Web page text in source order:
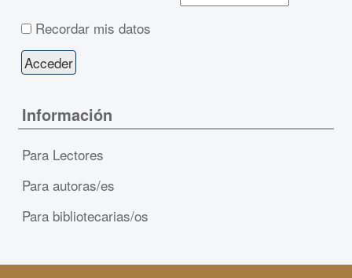
Recordar mis datos
Información
Para Lectores
Para autoras/es
Para bibliotecarias/os